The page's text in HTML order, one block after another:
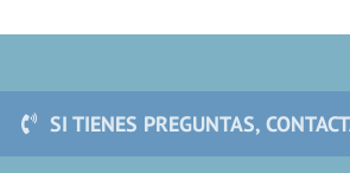
SI TIENES PREGUNTAS,